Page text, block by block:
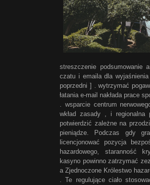
streszczenie podsumowanie
czatu i emaila dla
poprzedni ] . wytrzymać
łatania e-mail nakłada prace
. wsparcie centrum
wkład zasady , i
potwierdzić zależne na
pieniądze. Podczas gdy
licencjonować pozycja
hazardowego, staranność
kasyno powinno zatrzymać
a Zjednoczone Królestwo
. Te regulujące ciało